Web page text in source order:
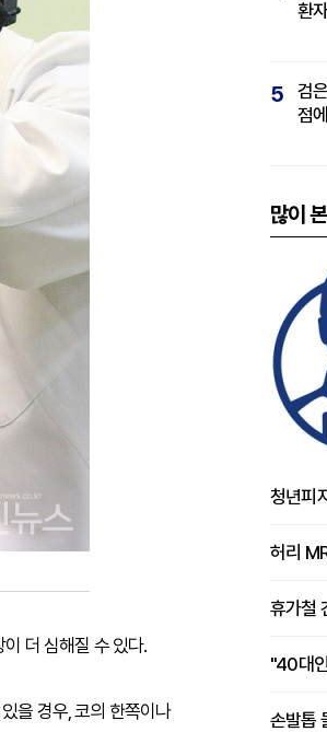
더 심해질 수 있다.
을 경우, 코의 한쪽이나
환
5
검
점
많이
청년피